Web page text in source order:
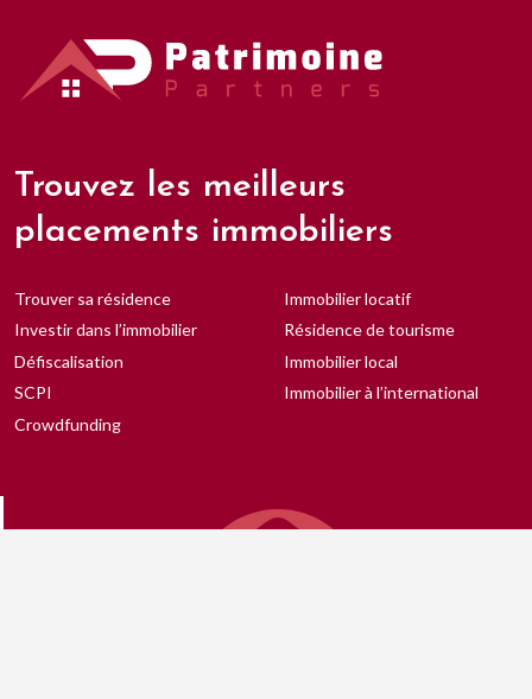
Trouvez les meilleurs
placements immobiliers
Trouver sa résidence
Investir dans l’immobilier
Défiscalisation
SCPI
Crowdfunding
Immobilier locatif
Résidence de tourisme
Immobilier local
Immobilier à l’international